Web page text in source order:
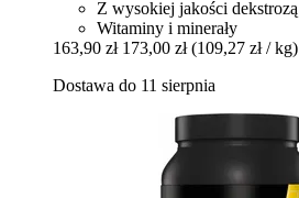
Z wysokiej jakości dekstrozą
Witaminy i minerały
163,90 zł 173,00 zł (109,27 zł / kg)
Dostawa do 11 sierpnia